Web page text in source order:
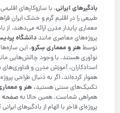
بادگیرهای ایرانی، با سازوکارهای
طبیعی را در اقلیم گرم و خشک ایران
معماری پایدار مدرن ارائه می‌دهند. از
پروژه‌های معاصری ماننددانشگاه
توسط هنر و معماری سِکرو، این
نوآوری هستند. با وجود چالش‌هایی
استادکاران، آموزش مدرن و فناوری‌های
هموار کرده‌اند. اگر به دنبال طراحی
تکنیک‌های سنتی هستید، هنر و
همراهی شماست. همین حالا بهصفحه
پروژه‌ای فاخر با الهام از بادگیرهای